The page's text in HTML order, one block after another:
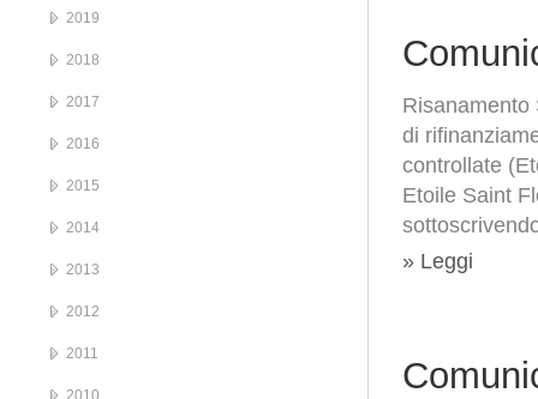
Risanamento
di
controllate
Etoile Saint
» Leggi
2019
2018
2017
2016
2015
2014
2013
2012
2011
2010